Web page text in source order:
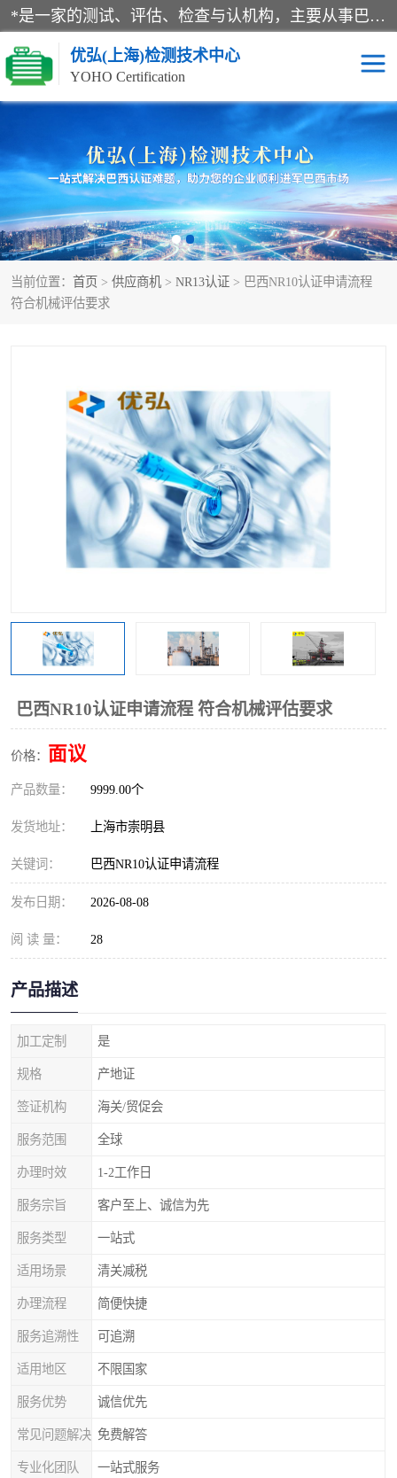
*是一家的测试、评估、检查与认机构，主要从事巴西NR10认证、NR12认证、NR13认证；ANATEL认证、INMTRO认证，欧盟CE认证：MD认证，PED认证，MID认证，ATEX认证，德国蓝色天使认证。
优弘(上海)检测技术中心
YOHO Certification
当前位置： 首页 > 供应商机 > NR13认证 > 巴西NR10认证申请流程
符合机械评估要求
巴西NR10认证申请流程 符合机械评估要求
价格： 面议
产品数量： 9999.00个
发货地址： 上海市崇明县
关键词： 巴西NR10认证申请流程
发布日期： 2026-08-08
阅 读 量： 28
产品描述
加工定制 是
规格 产地证
签证机构 海关/贸促会
服务范围 全球
办理时效 1-2工作日
服务宗旨 客户至上、诚信为先
服务类型 一站式
适用场景 清关减税
办理流程 简便快捷
服务追溯性 可追溯
适用地区 不限国家
服务优势 诚信优先
常见问题解决 免费解答
专业化团队 一站式服务
RECYCLASS认证 NR10认证
NR12认证 NR13认证
ART认证 巴西NR认证
巴西认证 RETIE认证